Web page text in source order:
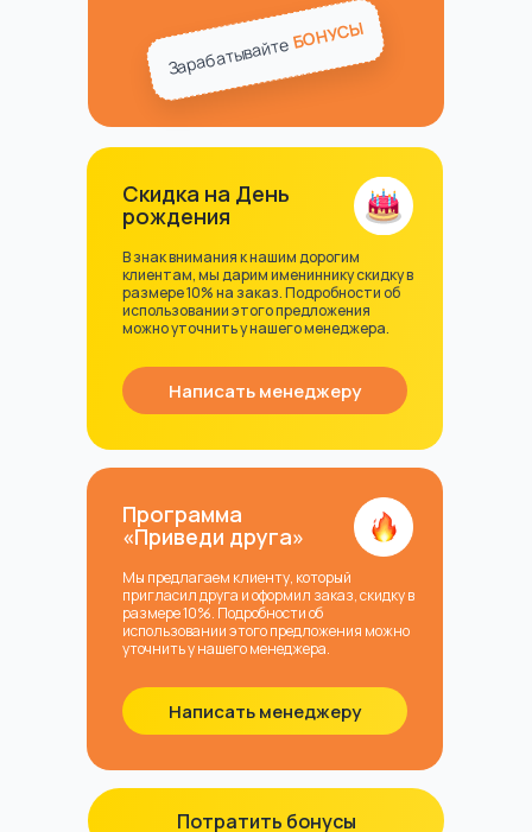
Программа
«Приведи друга»
Мы предлагаем клиенту, который
пригласил друга и оформил заказ, скидку в
размере 10%. Подробности об
использовании этого предложения можно
уточнить у нашего менеджера.
Скидка на День
рождения
В знак внимания к нашим дорогим
клиентам, мы дарим имениннику скидку в
размере 10% на заказ. Подробности об
использовании этого предложения
можно уточнить у нашего менеджера.
Потратить бонусы
Написать менеджеру
Написать менеджеру
ЗарабатывайтеБОНУСЫ